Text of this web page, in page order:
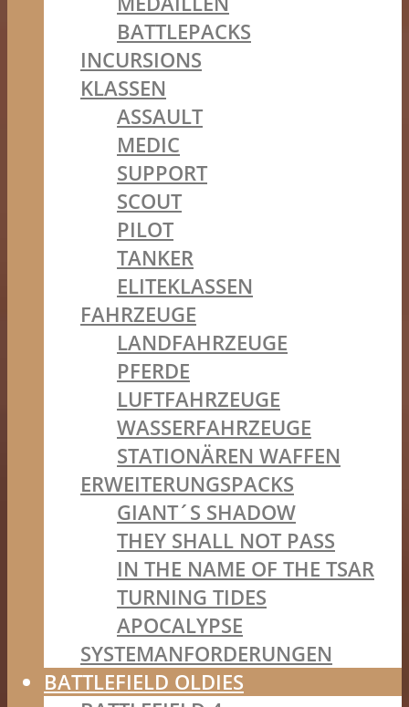
BATTLEPACKS
INCURSIONS
KLASSEN
ASSAULT
MEDIC
SUPPORT
SCOUT
PILOT
TANKER
ELITEKLASSEN
FAHRZEUGE
LANDFAHRZEUGE
PFERDE
LUFTFAHRZEUGE
WASSERFAHRZEUGE
STATIONÄREN WAFFEN
ERWEITERUNGSPACKS
GIANT´S SHADOW
THEY SHALL NOT PASS
IN THE NAME OF THE TSAR
TURNING TIDES
APOCALYPSE
SYSTEMANFORDERUNGEN
BATTLEFIELD OLDIES